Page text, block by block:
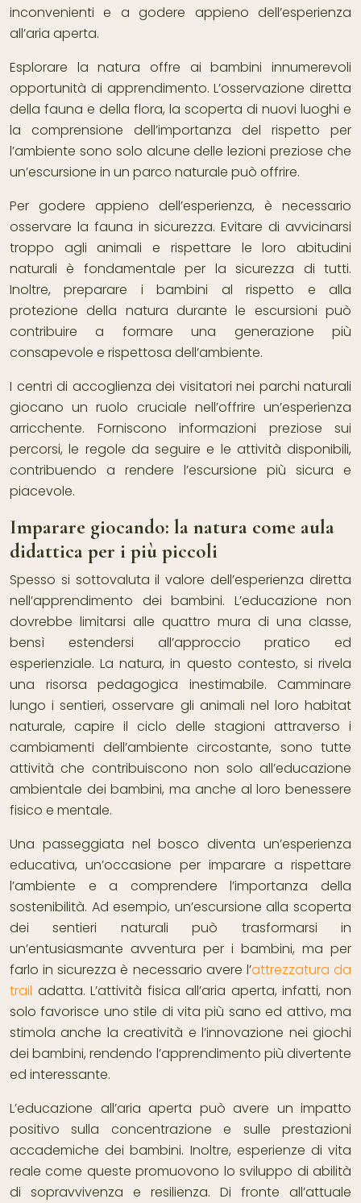
inconvenienti e a godere appieno dell’esperienza
all’aria aperta.
Esplorare la natura offre ai bambini innumerevoli
opportunità di apprendimento. L’osservazione diretta
della fauna e della flora, la scoperta di nuovi luoghi e
la comprensione dell’importanza del rispetto per
l’ambiente sono solo alcune delle lezioni preziose che
un’escursione in un parco naturale può offrire.
Per godere appieno dell’esperienza, è necessario
osservare la fauna in sicurezza. Evitare di avvicinarsi
troppo agli animali e rispettare le loro abitudini
naturali è fondamentale per la sicurezza di tutti.
Inoltre, preparare i bambini al rispetto e alla
protezione della natura durante le escursioni può
contribuire a formare una generazione più
consapevole e rispettosa dell’ambiente.
I centri di accoglienza dei visitatori nei parchi naturali
giocano un ruolo cruciale nell’offrire un’esperienza
arricchente. Forniscono informazioni preziose sui
percorsi, le regole da seguire e le attività disponibili,
contribuendo a rendere l’escursione più sicura e
piacevole.
Imparare giocando: la natura come aula
didattica per i più piccoli
Spesso si sottovaluta il valore dell’esperienza diretta
nell’apprendimento dei bambini. L’educazione non
dovrebbe limitarsi alle quattro mura di una classe,
bensì estendersi all’approccio pratico ed
esperienziale. La natura, in questo contesto, si rivela
una risorsa pedagogica inestimabile. Camminare
lungo i sentieri, osservare gli animali nel loro habitat
naturale, capire il ciclo delle stagioni attraverso i
cambiamenti dell’ambiente circostante, sono tutte
attività che contribuiscono non solo all’educazione
ambientale dei bambini, ma anche al loro benessere
fisico e mentale.
Una passeggiata nel bosco diventa un’esperienza
educativa, un’occasione per imparare a rispettare
l’ambiente e a comprendere l’importanza della
sostenibilità. Ad esempio, un’escursione alla scoperta
dei sentieri naturali può trasformarsi in
un’entusiasmante avventura per i bambini, ma per
farlo in sicurezza è necessario avere l’attrezzatura da
trail adatta. L’attività fisica all’aria aperta, infatti, non
solo favorisce uno stile di vita più sano ed attivo, ma
stimola anche la creatività e l’innovazione nei giochi
dei bambini, rendendo l’apprendimento più divertente
ed interessante.
L’educazione all’aria aperta può avere un impatto
positivo sulla concentrazione e sulle prestazioni
accademiche dei bambini. Inoltre, esperienze di vita
reale come queste promuovono lo sviluppo di abilità
di sopravvivenza e resilienza. Di fronte all’attuale